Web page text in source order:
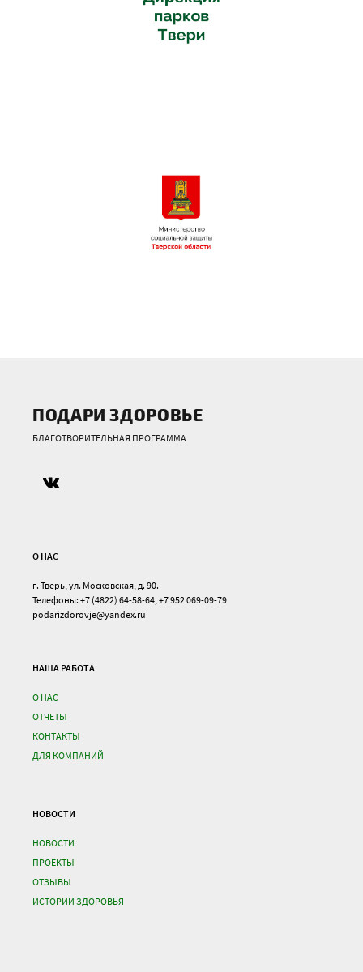
ПОДАРИ ЗДОРОВЬЕ
БЛАГОТВОРИТЕЛЬНАЯ ПРОГРАММА
О НАС
г. Тверь, ул. Московская, д. 90.
Телефоны: +7 (4822) 64-58-64, +7 952 069-09-79
podarizdorovje@yandex.ru
НАША РАБОТА
О НАС
ОТЧЕТЫ
КОНТАКТЫ
ДЛЯ КОМПАНИЙ
НОВОСТИ
НОВОСТИ
ПРОЕКТЫ
ОТЗЫВЫ
ИСТОРИИ ЗДОРОВЬЯ